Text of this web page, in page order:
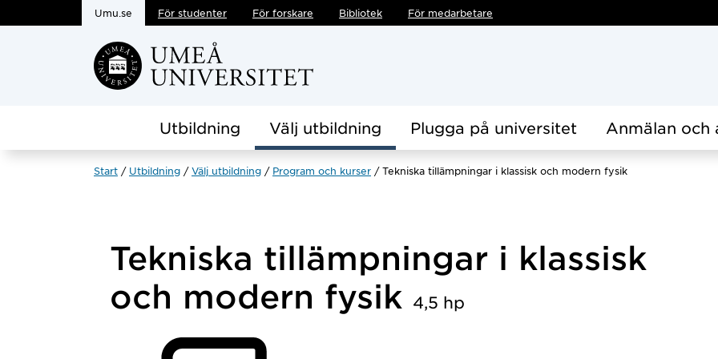
Hoppa direkt till innehållet
Umu.se För studenter För forskare Bibliotek För medarbetare
Utbildning Välj utbildning Plugga på universitet Anmälan och
Start Utbildning Välj utbildning Program och kurser Tekniska tillämpningar i klassisk och modern fysik
Tekniska tillämpningar i klassisk
och modern fysik 4,5 hp